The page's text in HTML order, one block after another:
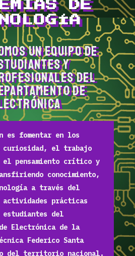
DE
un equipo de
y
del
de
es fomentar en los
curiosidad, el trabajo
pensamiento crítico y
conocimiento,
a través del
prácticas
del
de Electrónica de la
Federico Santa
del territorio nacional.